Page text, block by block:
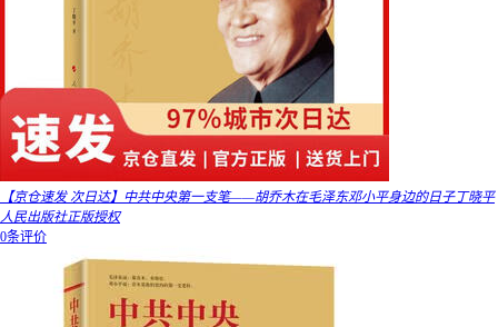
【京仓速发 次日达】中共中央第一支笔——胡乔木在毛泽东邓小平身边的日子丁晓平
人民出版社正版授权
0条评价